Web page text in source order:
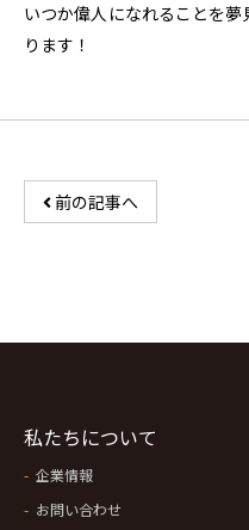
いつか偉人になれることを
ります！
前の記事へ
私たちについて
企業情報
お問い合わせ